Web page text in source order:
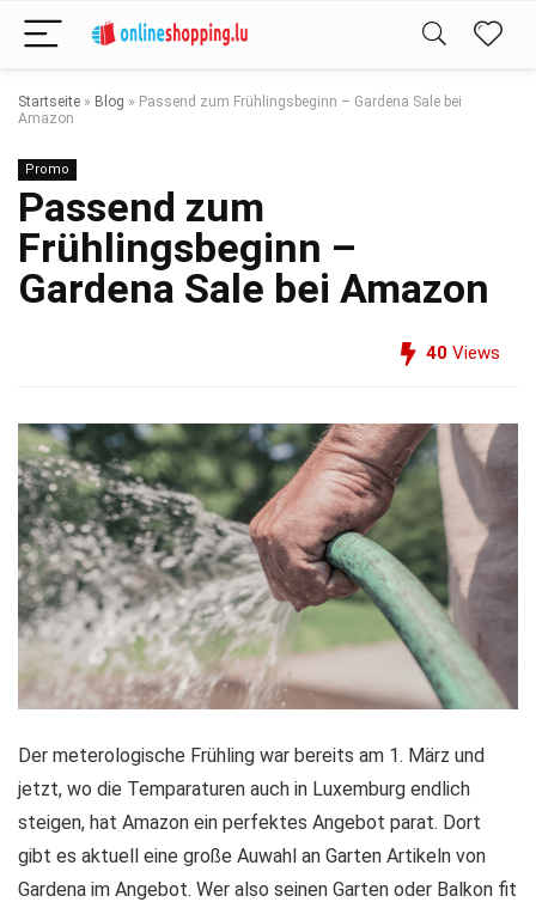
Startseite » Blog » Passend zum Frühlingsbeginn – Gardena Sale bei
Amazon
Promo
Passend zum
Frühlingsbeginn –
Gardena Sale bei Amazon
40 Views
Der meterologische Frühling war bereits am 1. März und
jetzt, wo die Temparaturen auch in Luxemburg endlich
steigen, hat Amazon ein perfektes Angebot parat. Dort
gibt es aktuell eine große Auwahl an Garten Artikeln von
Gardena im Angebot. Wer also seinen Garten oder Balkon fit